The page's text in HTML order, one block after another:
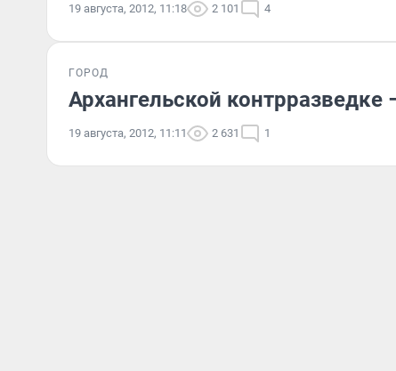
19 августа, 2012, 11:18 2 101 4
ГОРОД
Архангельской контрразведке
19 августа, 2012, 11:11 2 631 1